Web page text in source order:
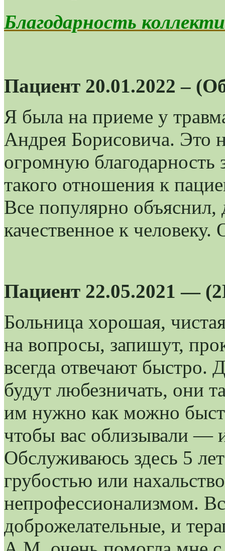
Благодарность
Пациент 20.01.2022 –
Я была на приеме у
Андрея Борисовича. Это
огромную благодарность
такого отношения к
Все популярно
качественное к
Пациент 22.05.2021 —
Больница хорошая,
на вопросы, запишут,
всегда отвечают быстро.
будут любезничать, они
им нужно как можно
чтобы вас облизывали —
Обслуживаюсь здесь 5
грубостью или
непрофессионализмом.
доброжелательные, и